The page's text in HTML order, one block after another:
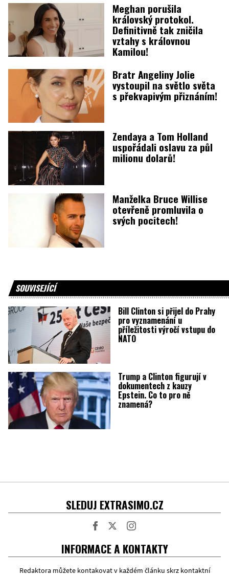
Meghan porušila
královský protokol.
Definitivně tak zničila
vztahy s královnou
Kamilou!
Bratr Angeliny Jolie
vystoupil na světlo světa
s překvapivým přiznáním!
Zendaya a Tom Holland
uspořádali oslavu za půl
milionu dolarů!
Manželka Bruce Willise
otevřeně promluvila o
svých pocitech!
SOUVISEJÍCÍ
Bill Clinton si přijel do Prahy
pro vyznamenání u
příležitosti výročí vstupu do
NATO
Trump a Clinton figurují v
dokumentech z kauzy
Epstein. Co to pro ně
znamená?
SLEDUJ EXTRASIMO.CZ
INFORMACE A KONTAKTY
Redaktora můžete kontakovat v každém článku skrz kontaktní